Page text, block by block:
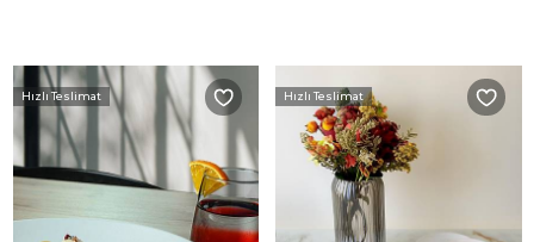
Hızlı Teslimat Hızlı Teslimat